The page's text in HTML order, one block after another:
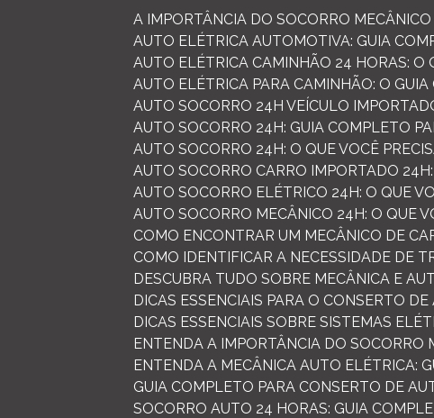
A IMPORTÂNCIA DO SOCORRO
AUTO ELÉTRICA AUTOMOTIVA: GUIA
AUTO ELÉTRICA CAMINHÃO 24 HORAS: O
AUTO ELÉTRICA PARA CAMINHÃO: O
AUTO SOCORRO 24H VEÍCULO
AUTO SOCORRO 24H: GUIA COMPLETO
AUTO SOCORRO 24H: O QUE VOCÊ
AUTO SOCORRO CARRO IMPORTADO
AUTO SOCORRO ELÉTRICO 24H: O QUE
AUTO SOCORRO MECÂNICO 24H: O QUE
COMO ENCONTRAR UM MECÂNICO DE
COMO IDENTIFICAR A NECESSIDADE DE
DESCUBRA TUDO SOBRE MECÂNICA E
DICAS ESSENCIAIS PARA O CONSERTO
DICAS ESSENCIAIS SOBRE SISTEMAS
ENTENDA A IMPORTÂNCIA DO
ENTENDA A MECÂNICA AUTO ELÉTRICA:
GUIA COMPLETO PARA CONSERTO DE
SOCORRO AUTO 24 HORAS: GUIA